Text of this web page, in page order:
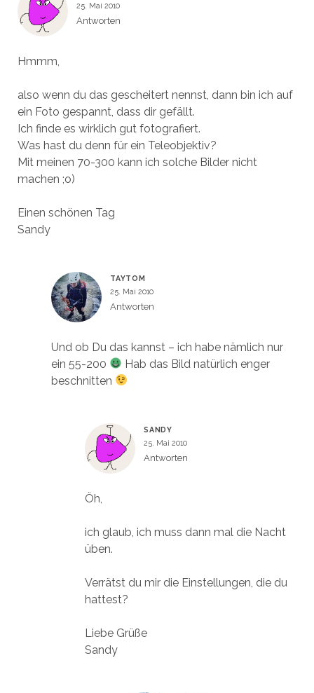
25. Mai 2010
Antworten
Hmmm,
also wenn du das gescheitert nennst, dann bin ich auf
ein Foto gespannt, dass dir gefällt.
Ich finde es wirklich gut fotografiert.
Was hast du denn für ein Teleobjektiv?
Mit meinen 70-300 kann ich solche Bilder nicht
machen ;o)
Einen schönen Tag
Sandy
TAYTOM
25. Mai 2010
Antworten
Und ob Du das kannst – ich habe nämlich nur
ein 55-200
Hab das Bild natürlich enger
beschnitten
SANDY
25. Mai 2010
Antworten
Öh,
ich glaub, ich muss dann mal die Nacht
üben.
Verrätst du mir die Einstellungen, die du
hattest?
Liebe Grüße
Sandy